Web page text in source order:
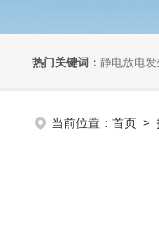
热门关键词： 静电放电发生器
当前位置： 首页 >